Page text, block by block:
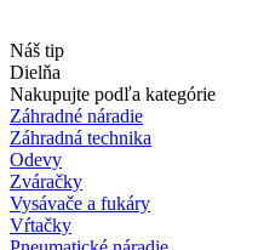
Náš tip
Dielňa
Nakupujte podľa kategórie
Záhradné náradie
Záhradná technika
Odevy
Zváračky
Vysávače a fukáry
Vŕtačky